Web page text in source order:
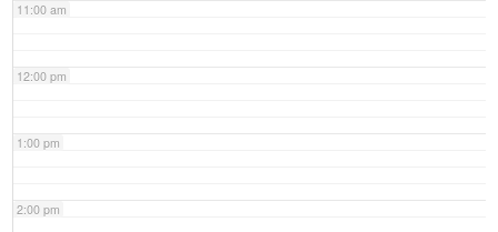
11:00 am
12:00 pm
1:00 pm
2:00 pm